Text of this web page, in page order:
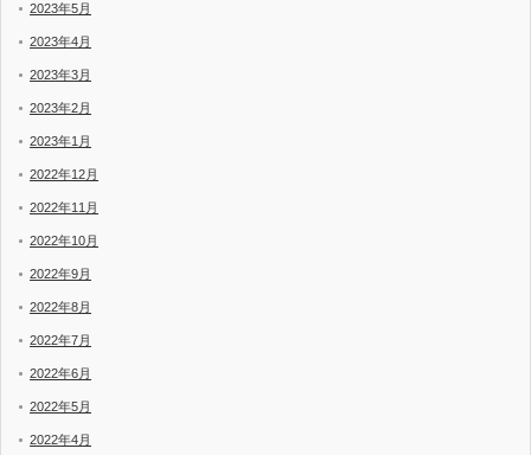
2023年5月
2023年4月
2023年3月
2023年2月
2023年1月
2022年12月
2022年11月
2022年10月
2022年9月
2022年8月
2022年7月
2022年6月
2022年5月
2022年4月